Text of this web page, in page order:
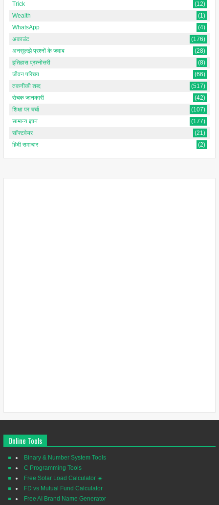
Trick
(12)
Wealth
(1)
WhatsApp
(4)
अकाउंट
(176)
अनसुलझे प्रश्नों के जवाब
(28)
इतिहास प्रश्नोत्तरी
(8)
जीवन परिचय
(66)
तकनीकी शब्द
(517)
रोचक जानकारी
(42)
शिक्षा पर चर्चा
(107)
सामान्य ज्ञान
(177)
सॉफ्टवेयर
(21)
हिंदी समाचार
(2)
Online Tools
Binary & Number System Tools
C Programming Tools
Free Solar Load Calculator ☀️
FD vs Mutual Fund Calculator
Free AI Brand Name Generator